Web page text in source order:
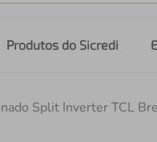
Produtos do Sicredi